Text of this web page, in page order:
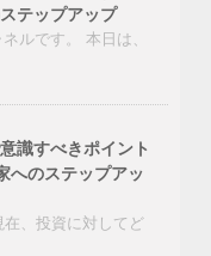
テップアップ
ルです。 本日は、
識すべきポイント
へのステップアッ
、投資に対してど